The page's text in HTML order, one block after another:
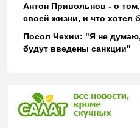
Антон Привольнов - о
своей жизни, и что хотел
Посол Чехии: "Я не
будут введены санкции"